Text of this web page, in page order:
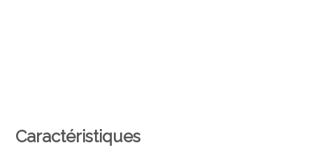
Caractéristiques